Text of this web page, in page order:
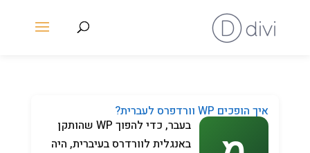
איך הופכים WP וורדפרס לעברית?
בעבר, כדי להפוך WP שהותקן
באנגלית לוורדרס בעיברית, היה